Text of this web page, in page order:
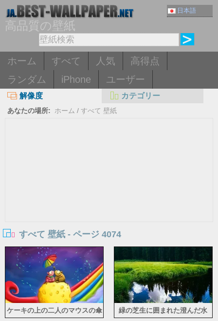
日本語
高品質の壁紙
ホーム すべて 人気
高得点
ランダム
iPhone ユーザー
解像度 カテゴリー
あなたの場所: ホーム / すべて 壁紙
すべて 壁紙 - ページ 4074
ケーキの上の二人のマウスの傘 緑の芝生に囲まれた澄んだ水